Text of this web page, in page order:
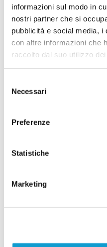
informazioni sul modo in
nostri partner che si
pubblicità e social media, i
con altre informazioni che
raccolto dal suo utilizzo dei
delNecessari
Preferenze
Statistiche
Marketing
30/04/2026
PAGLIARE. A
ex calciatori di Serie
che
livello tecnico troveranno degli